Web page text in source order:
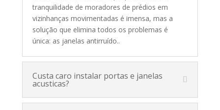
tranquilidade de moradores de prédios em
vizinhanças movimentadas é imensa, mas a
solução que elimina todos os problemas é
única: as janelas antirruído..
Custa caro instalar portas e janelas
acusticas?